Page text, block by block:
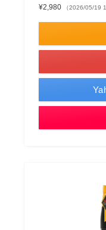
¥2,980 （2026/05/19